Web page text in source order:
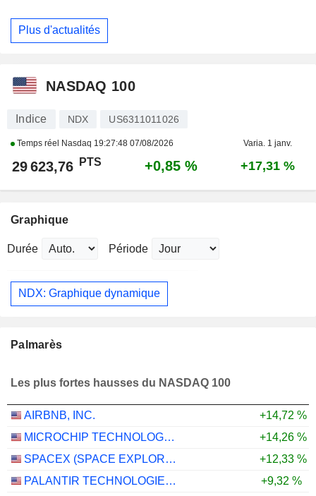
Plus d'actualités
NASDAQ 100
Indice NDX US6311011026
Temps réel Nasdaq 19:27:48 07/08/2026 Varia. 1 janv.
29 623,76 PTS +0,85 % +17,31 %
Graphique
Durée Période
NDX: Graphique dynamique
Palmarès
Les plus fortes hausses du NASDAQ 100
AIRBNB, INC.
+14,72 %
MICROCHIP TECHNOLOGY INCORPORATED
+14,26 %
SPACEX (SPACE EXPLORATION TECHNOLOGIES)
+12,33 %
PALANTIR TECHNOLOGIES INC.
+9,32 %